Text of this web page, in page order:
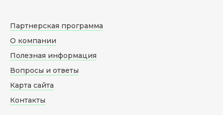
Партнерская программа
О компании
Полезная информация
Вопросы и ответы
Карта сайта
Контакты